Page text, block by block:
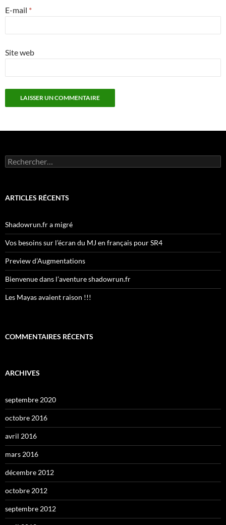
E-mail *
Site web
Rechercher :
ARTICLES RÉCENTS
Shadowrun.fr a migré
Vos besoins sur l’écran du MJ en français pour SR4
Preview d’Augmentations
Bienvenue dans l’aventure shadowrun.fr
Les Mayas avaient raison !!!
COMMENTAIRES RÉCENTS
ARCHIVES
septembre 2020
octobre 2016
avril 2016
mars 2016
décembre 2012
octobre 2012
septembre 2012